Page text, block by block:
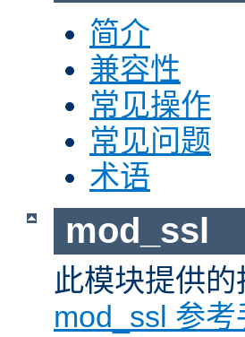
简介
兼容性
常见操作
常见问题
术语
mod_ssl
此模块提供
mod_ssl 参考